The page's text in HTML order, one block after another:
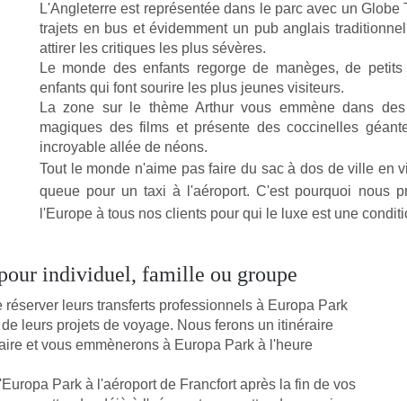
Noble Transfer était très impressionnant. Le chauffeur
équipé séparé pour mon enfant de 2 ans. Nous avons passé
L'Angleterre est représentée dans le parc avec un
trajets en bus et évidemment un pub anglais
attirer les critiques les plus sévères.
Le monde des enfants regorge de manèges, de
enfants qui font sourire les plus jeunes visiteurs.
La zone sur le thème Arthur vous emmène dans
magiques des films et présente des coccinelles
incroyable allée de néons.
Tout le monde n'aime pas faire du sac à dos de ville en
queue pour un taxi à l'aéroport. C'est pourquoi nous
l'Europe à tous nos clients pour qui le luxe est une
individuel, famille ou groupe
leurs transferts professionnels à Europa Park
leurs projets de voyage. Nous ferons un itinéraire
et vous emmènerons à Europa Park à l'heure
Park à l'aéroport de Francfort après la fin de vos